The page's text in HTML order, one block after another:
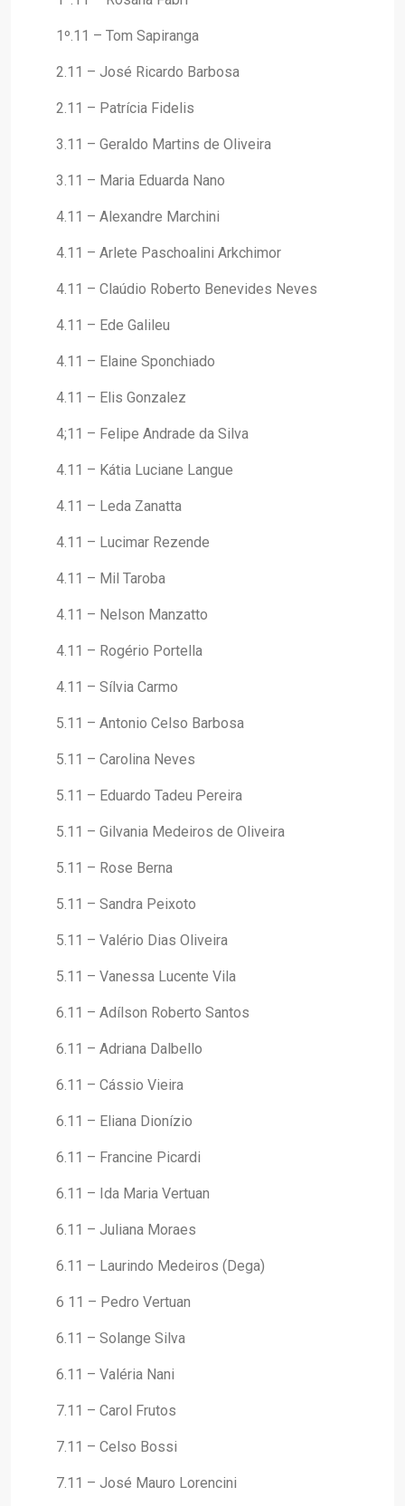
1º.11 – Tom Sapiranga
2.11 – José Ricardo Barbosa
2.11 – Patrícia Fidelis
3.11 – Geraldo Martins de Oliveira
3.11 – Maria Eduarda Nano
4.11 – Alexandre Marchini
4.11 – Arlete Paschoalini Arkchimor
4.11 – Claúdio Roberto Benevides Neves
4.11 – Ede Galileu
4.11 – Elaine Sponchiado
4.11 – Elis Gonzalez
4;11 – Felipe Andrade da Silva
4.11 – Kátia Luciane Langue
4.11 – Leda Zanatta
4.11 – Lucimar Rezende
4.11 – Mil Taroba
4.11 – Nelson Manzatto
4.11 – Rogério Portella
4.11 – Sílvia Carmo
5.11 – Antonio Celso Barbosa
5.11 – Carolina Neves
5.11 – Eduardo Tadeu Pereira
5.11 – Gilvania Medeiros de Oliveira
5.11 – Rose Berna
5.11 – Sandra Peixoto
5.11 – Valério Dias Oliveira
5.11 – Vanessa Lucente Vila
6.11 – Adílson Roberto Santos
6.11 – Adriana Dalbello
6.11 – Cássio Vieira
6.11 – Eliana Dionízio
6.11 – Francine Picardi
6.11 – Ida Maria Vertuan
6.11 – Juliana Moraes
6.11 – Laurindo Medeiros (Dega)
6 11 – Pedro Vertuan
6.11 – Solange Silva
6.11 – Valéria Nani
7.11 – Carol Frutos
7.11 – Celso Bossi
7.11 – José Mauro Lorencini